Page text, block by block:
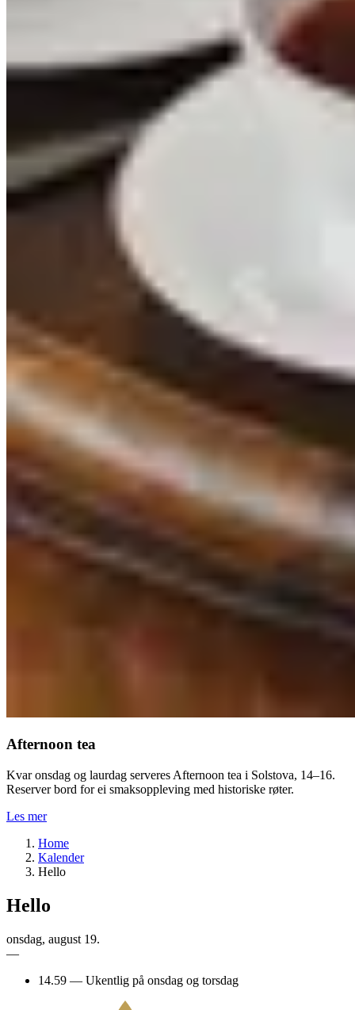
Afternoon tea
Kvar onsdag og laurdag serveres Afternoon tea i Solstova, 14–16.
Reserver bord for ei smaksoppleving med historiske røter.
Les mer
Home
Kalender
Hello
Hello
onsdag, august 19.
—
14.59 — Ukentlig på onsdag og torsdag